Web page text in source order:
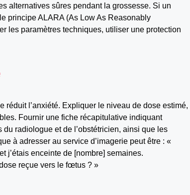
alternatives sûres pendant la grossesse. Si un
principe ALARA (As Low As Reasonably
les paramètres techniques, utiliser une protection
réduit l’anxiété. Expliquer le niveau de dose estimé,
Fournir une fiche récapitulative indiquant
du radiologue et de l’obstétricien, ainsi que les
à adresser au service d’imagerie peut être : «
j’étais enceinte de [nombre] semaines.
reçue vers le fœtus ? »